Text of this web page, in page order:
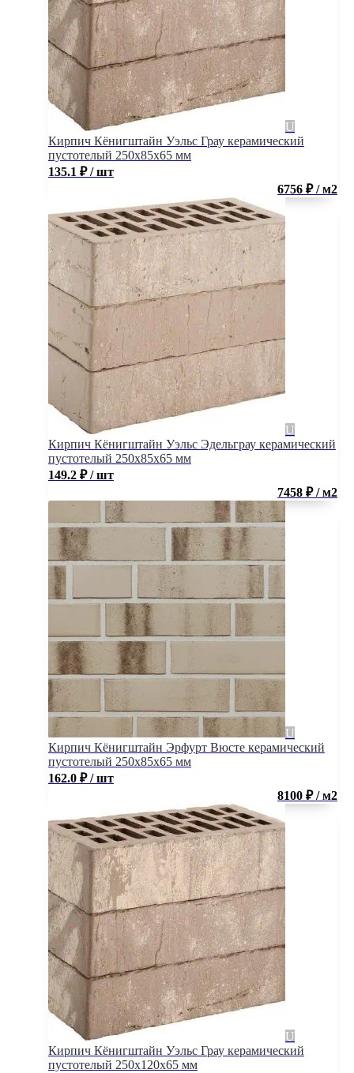
Кирпич Кёнигштайн Уэльс Грау керамический
пустотелый 250х85х65 мм
135.1 ₽ / шт
6756 ₽ / м2
Кирпич Кёнигштайн Уэльс Эдельграу керамический
пустотелый 250х85х65 мм
149.2 ₽ / шт
7458 ₽ / м2
Кирпич Кёнигштайн Эрфурт Вюсте керамический
пустотелый 250х85х65 мм
162.0 ₽ / шт
8100 ₽ / м2
Кирпич Кёнигштайн Уэльс Грау керамический
пустотелый 250x120x65 мм